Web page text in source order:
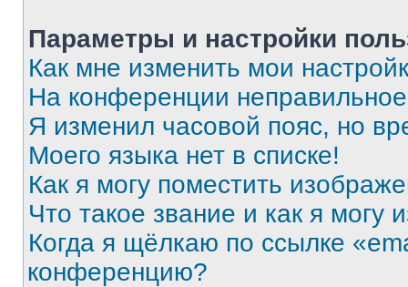
Параметры и настройки
Как мне изменить мои
На конференции
Я изменил часовой пояс, но
Моего языка нет в списке!
Как я могу поместить
Что такое звание и как я могу
Когда я щёлкаю по ссылке
конференцию?